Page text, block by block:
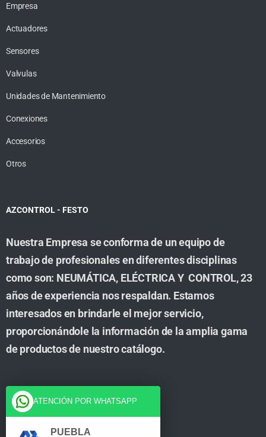
Empresa
Actuadores
Sensores
Valvulas
Unidades de Mantenimiento
Conexiones
Accesorios
Otros
AZCONTROL - FESTO
Nuestra Empresa se conforma de un equipo de
trabajo de profesionales en diferentes disciplinas
como son: NEUMÁTICA, ELÉCTRICA Y CONTROL, 23
años de experiencia nos respaldan. Estamos
interesados en brindarle el mejor servicio,
proporcionándole la información de la amplia gama
de productos de nuestro catálogo.
Cuenta
Tienda
ATENCIÓN POR WHATSAPP
PUEBLA